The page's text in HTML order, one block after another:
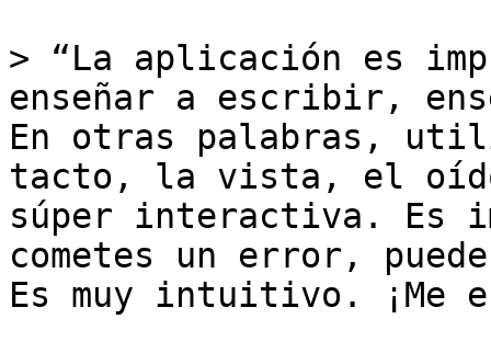
> “La aplicación es
enseñar a escribir,
En otras palabras,
tacto, la vista, el
súper interactiva. Es
cometes un error,
Es muy intuitivo. ¡Me